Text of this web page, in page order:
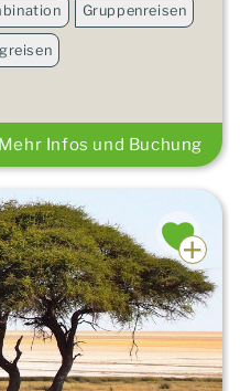
Gruppenreisen
Mehr Infos und Buchung